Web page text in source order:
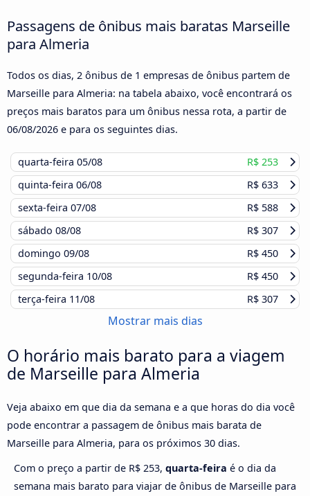
Passagens de ônibus mais baratas Marseille
para Almeria
Todos os dias, 2 ônibus de 1 empresas de ônibus partem de
Marseille para Almeria: na tabela abaixo, você encontrará os
preços mais baratos para um ônibus nessa rota, a partir de
06/08/2026 e para os seguintes dias.
quarta-feira 05/08
R$ 253
quinta-feira 06/08
R$ 633
sexta-feira 07/08
R$ 588
sábado 08/08
R$ 307
domingo 09/08
R$ 450
segunda-feira 10/08
R$ 450
terça-feira 11/08 R$ 307
Mostrar mais dias
O horário mais barato para a viagem
de Marseille para Almeria
Veja abaixo em que dia da semana e a que horas do dia você
pode encontrar a passagem de ônibus mais barata de
Marseille para Almeria, para os próximos 30 dias.
Com o preço a partir de R$ 253, quarta-feira é o dia da
semana mais barato para viajar de ônibus de Marseille para